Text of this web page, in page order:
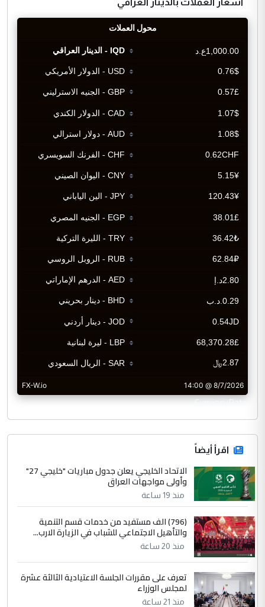
اسعار العملات بالدينار العراقي
CurrencyRate
اقرأ أيضاً
الاتحاد الخليجي يعلن جدول مباريات "خليجي 27"
وأولى مواجهات العراق
منذ 19 ساعة
(796) الف مستفيد من خدمات قسم التنمية
والتأهيل الاجتماعي للشباب في الزيارة الارب...
منذ 20 ساعة
تعرف على مقررات الجلسة الاعتيادية الثالثة عشرة
لمجلس الوزراء
منذ 21 ساعة